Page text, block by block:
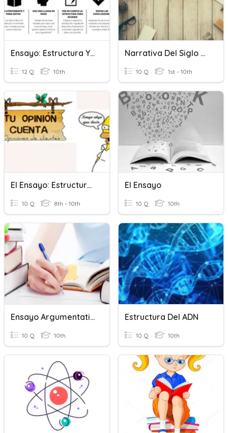
Ensayo: Estructura Y Caracteristicas
12 Q 10th
Narrativa Del Siglo XX
10 Q 1st - 10th
El Ensayo: Estructura Y Elementos.
10 Q 8th - 10th
El Ensayo
10 Q 10th
Ensayo Argumentativo
10 Q 10th
Estructura Del ADN
10 Q 10th